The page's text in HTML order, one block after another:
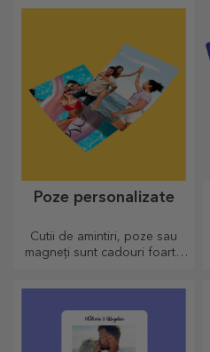
Poze personalizate
Cutii de amintiri, poze sau
magneți sunt cadouri foarte